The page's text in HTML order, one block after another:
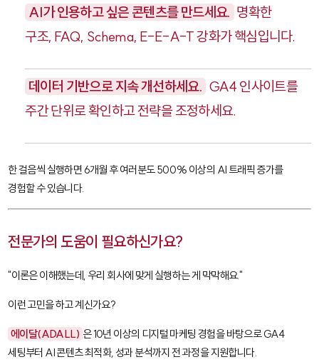
AI가 인용하고 싶은 콘텐츠를 만드세요. 명확한
구조, FAQ, Schema, E-E-A-T 강화가 핵심입니다.
데이터 기반으로 지속 개선하세요. GA4 인사이트를
주간 단위로 확인하고 전략을 조정하세요.
한 걸음씩 실행하면 6개월 후 여러분도 500% 이상의 AI 트래픽 증가를
경험할 수 있습니다.
전문가의 도움이 필요하신가요?
"이론은 이해했는데, 우리 회사에 맞게 실행하는 게 막막해요."
이런 고민을 하고 계신가요?
에이달(ADALL) 은 10년 이상의 디지털 마케팅 경험을 바탕으로 GA4
세팅부터 AI 콘텐츠 최적화, 성과 분석까지 전 과정을 지원합니다.